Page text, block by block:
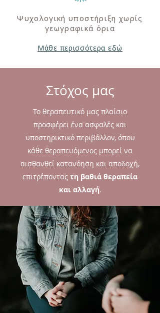
Ψυχολογική υποστήριξη χωρίς
γεωγραφικά όρια
Μάθε περισσότερα εδώ
Στόχος μας
Το θεραπευτικό μας πλαίσιο
προσφέρει ένα ασφαλές και
υποστηρικτικό περιβάλλον, όπου
κάθε θεραπευόμενος μπορεί να
αισθανθεί κατανόηση και αποδοχή,
επιτρέποντας τη βαθιά θεραπεία
και αλλαγή.